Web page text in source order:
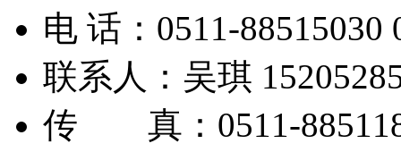
电 话：0511-88515030
联系人：吴琪
传 真：0511-